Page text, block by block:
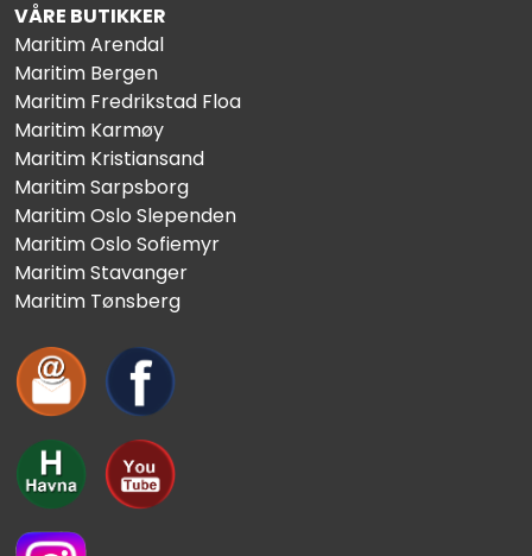
VÅRE BUTIKKER
Maritim Arendal
Maritim Bergen
Maritim Fredrikstad Floa
Maritim Karmøy
Maritim Kristiansand
Maritim Sarpsborg
Maritim Oslo Slependen
Maritim Oslo Sofiemyr
Maritim Stavanger
Maritim Tønsberg